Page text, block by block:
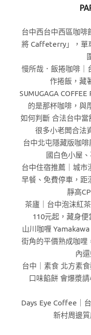
台中西台中西區咖啡
將 Caffeterry」，單
慢所哉．飯捲咖啡｜
作捲飯，藏
SUMUGAGA
的是那杯咖啡，與
如何判斷 合法台中
很多小老闆合法
台中北屯隱藏版咖
國白色小屋
台中住宿推薦｜城
早餐、免費停車，距
靜高
茶廬｜台中泡沫紅
110元起，藏身
山川咖喱
街角的平價熟成咖哩
內
台中｜素食 北方素
口味餡餅 會爆漿
Days Eye Coffee｜
新村周邊